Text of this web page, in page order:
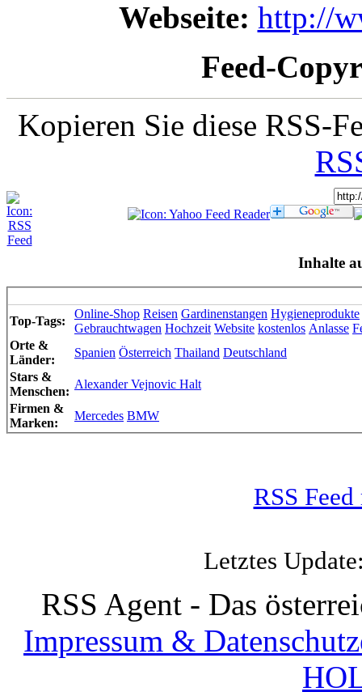
Webseite: http://
Feed-
Kopieren Sie diese RSS-
Inhalte
Top-Tags:
Online-Shop Reisen Gardinenstangen Hygieneprodukte
Gebrauchtwagen Hochzeit Website kostenlos Anlasse
Orte &
Länder:
Spanien Österreich Thailand Deutschland
Stars &
Menschen:
Alexander Vejnovic Halt
Firmen &
Marken:
Mercedes BMW
RSS
Letztes
RSS Agent - Das
Impressum &